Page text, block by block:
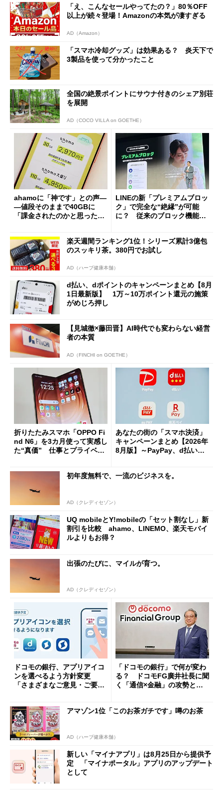
「え、こんなセールやってたの？」80％OFF
以上が続々登場！Amazonの本気が凄すぎる
AD（Amazon）
「スマホ冷却グッズ」は効果ある？ 炎天下で
3製品を使って分かったこと
全国の絶景ポイントにサウナ付きのシェア別荘
を展開
AD（COCO VILLA on GOETHE）
ahamoに「神です」との声―
―値段そのままで40GBに
「課金されたのかと思った」
LINEの新「プレミアムブロッ
ク」で完全な“絶縁”が可能
に？ 従来のブロック機能と
楽天週間ランキング1位！シリーズ累計3億包
のスッキリ茶。380円でお試し
AD（ハーブ健康本舗）
d払い、dポイントのキャンペーンまとめ【8月
1日最新版】 1万～10万ポイント還元の施策
がめじろ押し
【見城徹×藤田晋】AI時代でも変わらない経営
者の本質
AD（FINCHI on GOETHE）
折りたたみスマホ「OPPO Fi
nd N6」を3カ月使って実感し
た“真価” 仕事とプライベー
あなたの街の「スマホ決済」
キャンペーンまとめ【2026年
8月版】～PayPay、d払い、a
初年度無料で、一流のビジネスを。
AD（クレディセゾン）
UQ mobileとY!mobileの「セット割なし」新
割引を比較 ahamo、LINEMO、楽天モバイ
ルよりもお得？
出張のたびに、マイルが育つ。
AD（クレディセゾン）
ドコモの銀行、アプリアイコ
ンを選べるよう方針変更
「さまざまなご意見・ご要望
「ドコモの銀行」で何が変わ
る？ ドコモFG廣井社長に聞
く「通信×金融」の攻勢とグ
アマゾン1位「このお茶ガチです」噂のお茶
AD（ハーブ健康本舗）
新しい「マイナアプリ」は8月25日から提供予
定 「マイナポータル」アプリのアップデート
として